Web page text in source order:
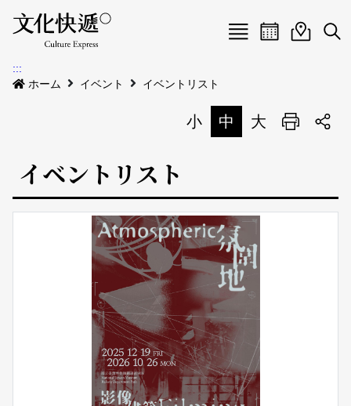
Menu
新着公告
会場地図
イベントリスト
イベントカレンダー
私たちについて
私たちについて
サイトマップ
中文
English
イベントカレ
イベン検
:::
ホーム
イベント イベントリスト
小 中 大 印刷
イベントリスト